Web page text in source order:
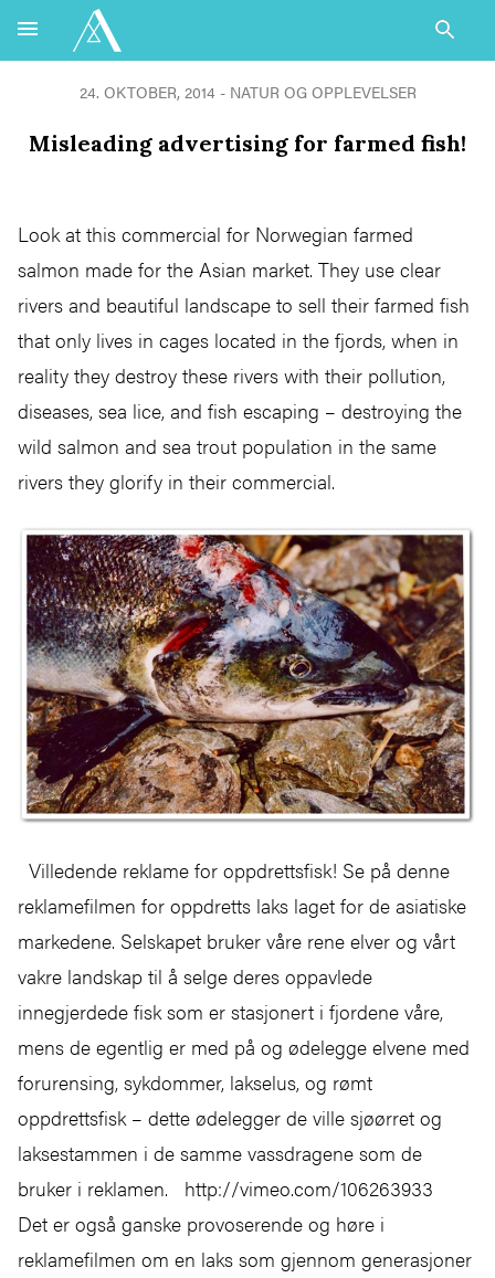
24. OKTOBER, 2014 - NATUR OG OPPLEVELSER
Misleading advertising for farmed fish!
Look at this commercial for Norwegian farmed
salmon made for the Asian market. They use clear
rivers and beautiful landscape to sell their farmed fish
that only lives in cages located in the fjords, when in
reality they destroy these rivers with their pollution,
diseases, sea lice, and fish escaping – destroying the
wild salmon and sea trout population in the same
rivers they glorify in their commercial.
Villedende reklame for oppdrettsfisk! Se på denne
reklamefilmen for oppdretts laks laget for de asiatiske
markedene. Selskapet bruker våre rene elver og vårt
vakre landskap til å selge deres oppavlede
innegjerdede fisk som er stasjonert i fjordene våre,
mens de egentlig er med på og ødelegge elvene med
forurensing, sykdommer, lakselus, og rømt
oppdrettsfisk – dette ødelegger de ville sjøørret og
laksestammen i de samme vassdragene som de
bruker i reklamen. http://vimeo.com/106263933
Det er også ganske provoserende og høre i
reklamefilmen om en laks som gjennom generasjoner